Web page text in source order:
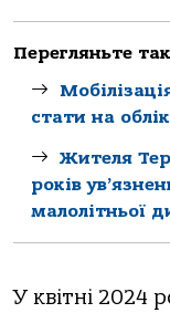
Перегляньте
стати на облік
Жителя
років
малолітньої
У квітні 2024